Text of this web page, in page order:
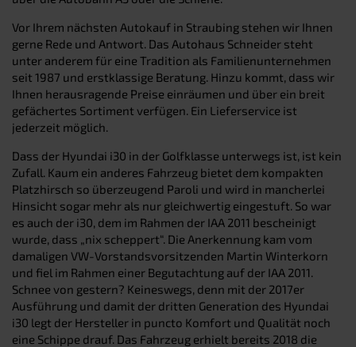
Vor Ihrem nächsten Autokauf in Straubing stehen wir Ihnen
gerne Rede und Antwort. Das Autohaus Schneider steht
unter anderem für eine Tradition als Familienunternehmen
seit 1987 und erstklassige Beratung. Hinzu kommt, dass wir
Ihnen herausragende Preise einräumen und über ein breit
gefächertes Sortiment verfügen. Ein Lieferservice ist
jederzeit möglich.
Dass der Hyundai i30 in der Golfklasse unterwegs ist, ist kein
Zufall. Kaum ein anderes Fahrzeug bietet dem kompakten
Platzhirsch so überzeugend Paroli und wird in mancherlei
Hinsicht sogar mehr als nur gleichwertig eingestuft. So war
es auch der i30, dem im Rahmen der IAA 2011 bescheinigt
wurde, dass „nix scheppert“. Die Anerkennung kam vom
damaligen VW-Vorstandsvorsitzenden Martin Winterkorn
und fiel im Rahmen einer Begutachtung auf der IAA 2011.
Schnee von gestern? Keineswegs, denn mit der 2017er
Ausführung und damit der dritten Generation des Hyundai
i30 legt der Hersteller in puncto Komfort und Qualität noch
eine Schippe drauf. Das Fahrzeug erhielt bereits 2018 die